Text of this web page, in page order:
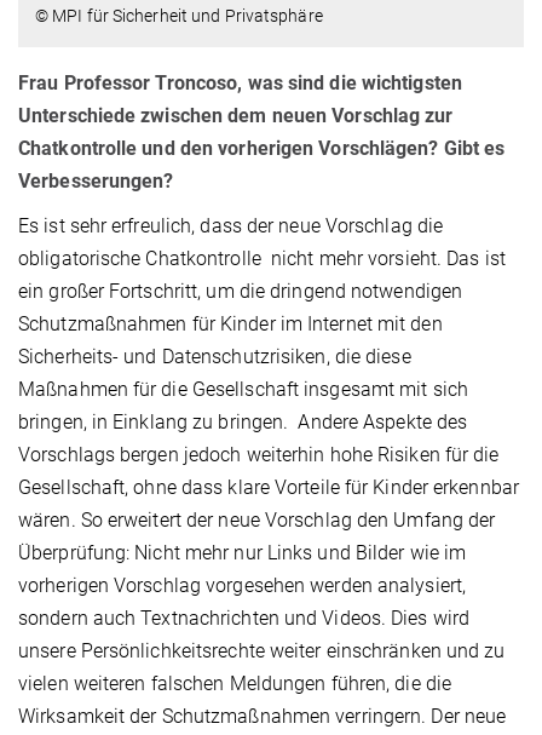
© MPI für Sicherheit und Privatsphäre
Frau Professor Troncoso, was sind die wichtigsten
Unterschiede zwischen dem neuen Vorschlag zur
Chatkontrolle und den vorherigen Vorschlägen? Gibt es
Verbesserungen?
Es ist sehr erfreulich, dass der neue Vorschlag die
obligatorische Chatkontrolle nicht mehr vorsieht. Das ist
ein großer Fortschritt, um die dringend notwendigen
Schutzmaßnahmen für Kinder im Internet mit den
Sicherheits- und Datenschutzrisiken, die diese
Maßnahmen für die Gesellschaft insgesamt mit sich
bringen, in Einklang zu bringen. Andere Aspekte des
Vorschlags bergen jedoch weiterhin hohe Risiken für die
Gesellschaft, ohne dass klare Vorteile für Kinder erkennbar
wären. So erweitert der neue Vorschlag den Umfang der
Überprüfung: Nicht mehr nur Links und Bilder wie im
vorherigen Vorschlag vorgesehen werden analysiert,
sondern auch Textnachrichten und Videos. Dies wird
unsere Persönlichkeitsrechte weiter einschränken und zu
vielen weiteren falschen Meldungen führen, die die
Wirksamkeit der Schutzmaßnahmen verringern. Der neue